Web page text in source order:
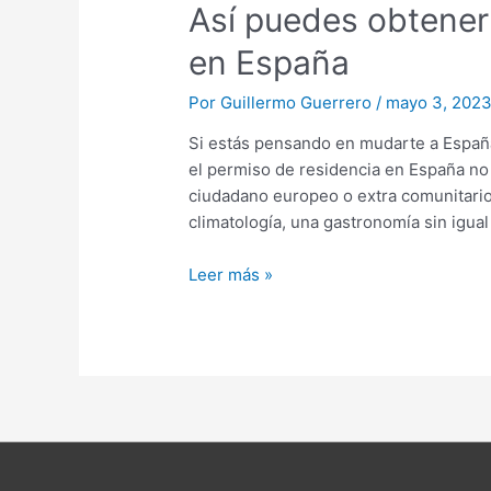
Así puedes
en España
Por Guillermo Guerrero/ mayo 3,
Si estás pensando en mudarte a
el permiso de residencia en España
ciudadano europeo o extra
climatología, una gastronomía sin
Leer más »